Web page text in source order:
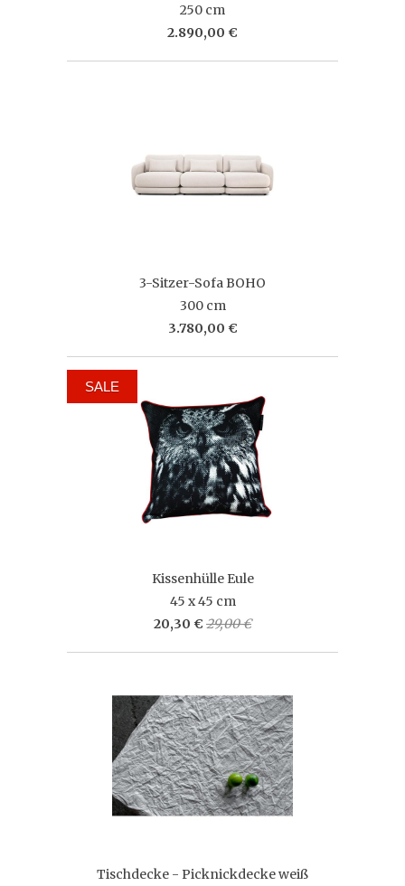
250 cm
2.890,00 €
3-Sitzer-Sofa BOHO
300 cm
3.780,00 €
Kissenhülle Eule
45 x 45 cm
20,30 € 29,00 €
SALE
Tischdecke - Picknickdecke weiß